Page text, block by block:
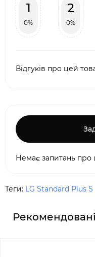
1
0%
2
0%
Відгуків про цей
Немає запитань про
Теги: LG Standard Plus S